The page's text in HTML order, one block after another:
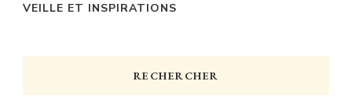
VEILLE ET INSPIRATIONS
RECHERCHER